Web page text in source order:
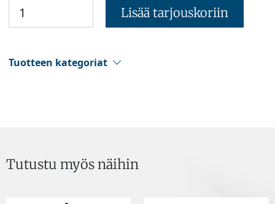
Lisää tarjouskoriin
Tuotteen kategoriat
Tutustu myös näihin